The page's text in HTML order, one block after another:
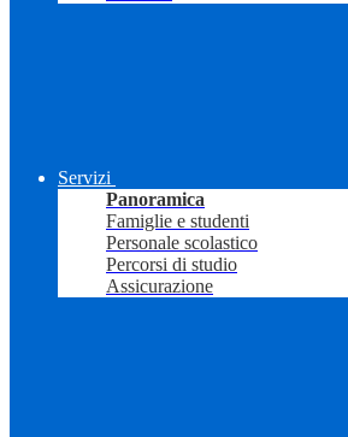
Servizi
Panoramica
Famiglie e studenti
Personale scolastico
Percorsi di studio
Assicurazione